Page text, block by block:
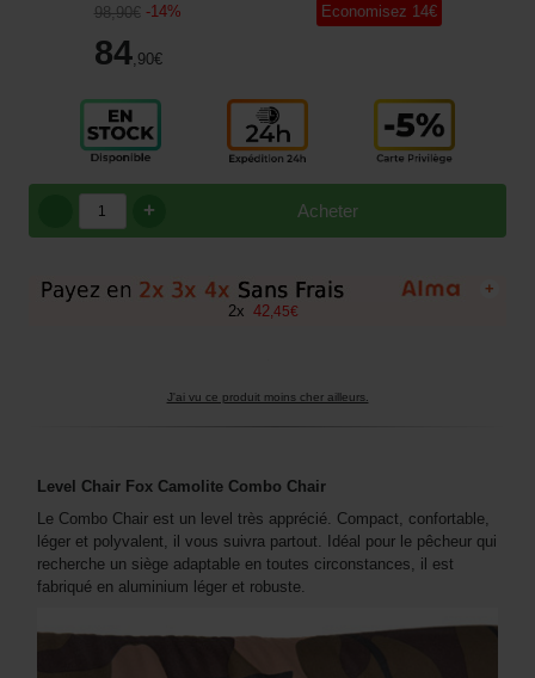
98,90€ -14%
84,90€
Economisez 14€
Acheter
+
+
2x 42 45€
J'ai vu ce produit moins cher ailleurs.
Level Chair Fox Camolite Combo Chair
Le Combo Chair est un level très apprécié. Compact, confortable,
léger et polyvalent, il vous suivra partout. Idéal pour le pêcheur qui
recherche un siège adaptable en toutes circonstances, il est
fabriqué en aluminium léger et robuste.